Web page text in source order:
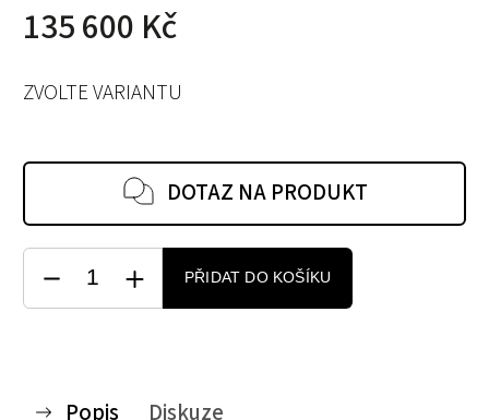
135 600 Kč
ZVOLTE VARIANTU
DOTAZ NA PRODUKT
PŘIDAT DO KOŠÍKU
Popis Diskuze